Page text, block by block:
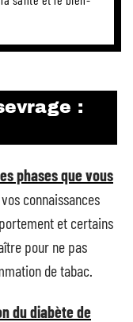
:
phases que vous
connaissances
et certains
pour ne pas
de tabac.
du diabète de